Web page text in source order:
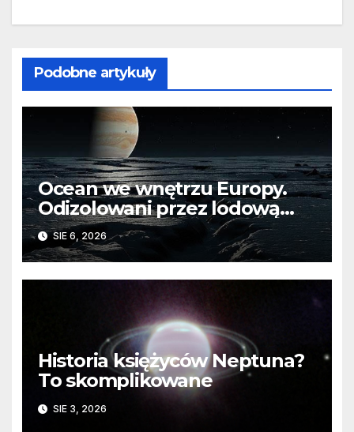
Podobne artykuły
Ocean we wnętrzu Europy.
Odizolowani przez lodową
barierę
SIE 6, 2026
Historia księżyców Neptuna?
To skomplikowane
SIE 3, 2026